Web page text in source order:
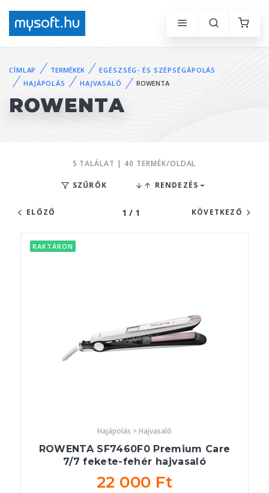
CÍMLAP TERMÉKEK
EGÉSZSÉG- ÉS SZÉPSÉGÁPOLÁS
HAJÁPOLÁS
HAJVASALÓ ROWENTA
ROWENTA
5 TALÁLAT | 40 TERMÉK/OLDAL
SZŰRŐK RENDEZÉS
ELŐZŐ 1 / 1 KÖVETKEZŐ
RAKTÁRON
Hajápolás > Hajvasaló
ROWENTA SF7460F0 Premium Care
7/7 fekete-fehér hajvasaló
22 000 Ft